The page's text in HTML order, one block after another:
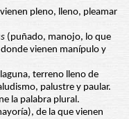
pleno, lleno, pleamar
(puñado, manojo, lo que
donde vienen manípulo y
terreno lleno de
palustre y paular.
la palabra plural.
de la que vienen